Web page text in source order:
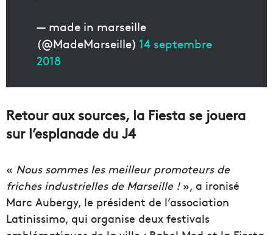
— made in marseille
(@MadeMarseille) 14 septembre
2018
Retour aux sources, la Fiesta se jouera
sur l’esplanade du J4
« Nous sommes les meilleur promoteurs de
friches industrielles de Marseille !», a ironisé
Marc Aubergy, le président de l’association
Latinissimo, qui organise deux festivals